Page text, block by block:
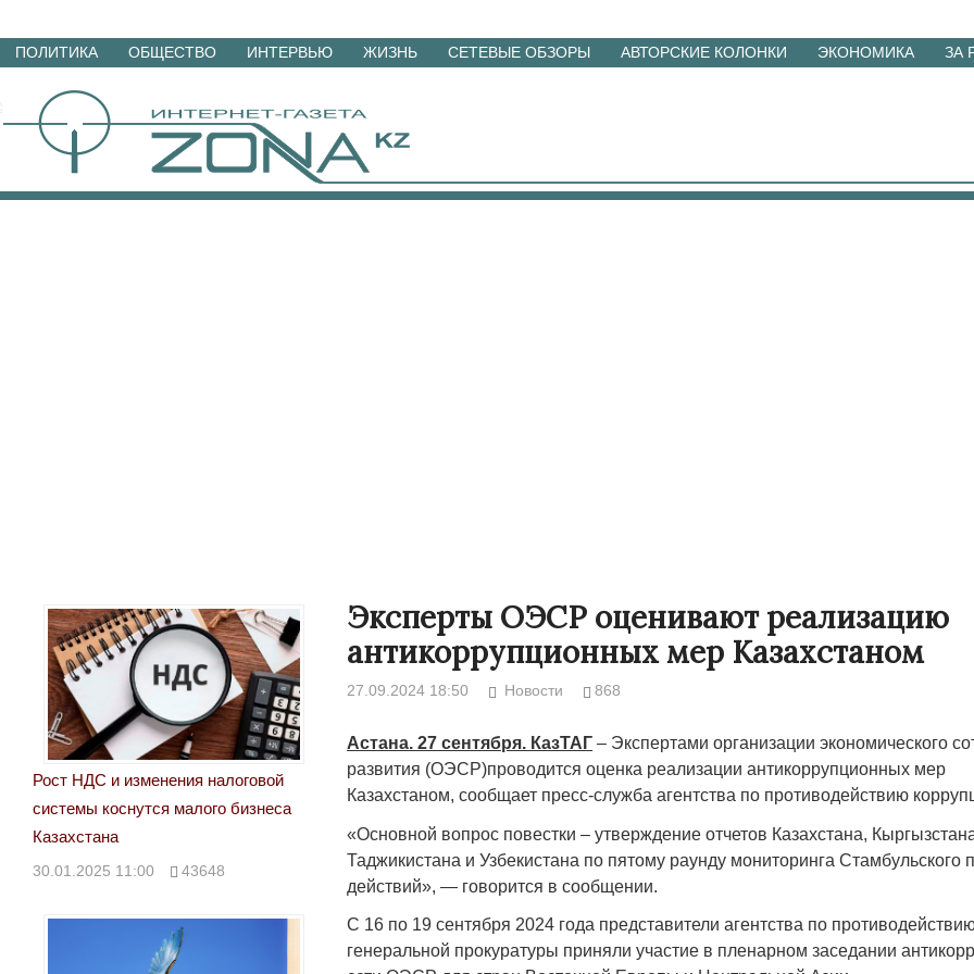
Перейти
материалам
ПОЛИТИКА ОБЩЕСТВО ИНТЕРВЬЮ ЖИЗНЬ СЕТЕВЫЕ ОБЗОРЫ АВТОРСКИЕ КОЛОНКИ ЭКОНОМИКА ЗА
Эксперты ОЭСР оценивают реализацию
антикоррупционных мер Казахстаном
27.09.2024 18:50 Новости 868
Астана. 27 сентября. КазТАГ – Экспертами организации экономического
развития (ОЭСР)проводится оценка реализации антикоррупционных мер
Казахстаном, сообщает пресс-служба агентства по противодействию
«Основной вопрос повестки – утверждение отчетов Казахстана,
Таджикистана и Узбекистана по пятому раунду мониторинга Стамбульского
действий», — говорится в сообщении.
С 16 по 19 сентября 2024 года представители агентства по
генеральной прокуратуры приняли участие в пленарном заседании
Рост НДС и изменения налоговой
системы коснутся малого бизнеса
Казахстана
30.01.2025 11:00 43648
Народ выбрал свет
17.10.2024 17:00 29972
Странная
Дарига не
мошенниками
30.10.2024